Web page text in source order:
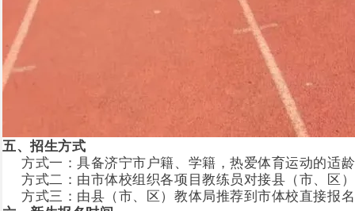
五、招生方式
方式一：具备济宁市户籍、学籍，热爱体育运动的适
方式二：由市体校组织各项目教练员对接县（市、区
方式三：由县（市、区）教体局推荐到市体校直接报